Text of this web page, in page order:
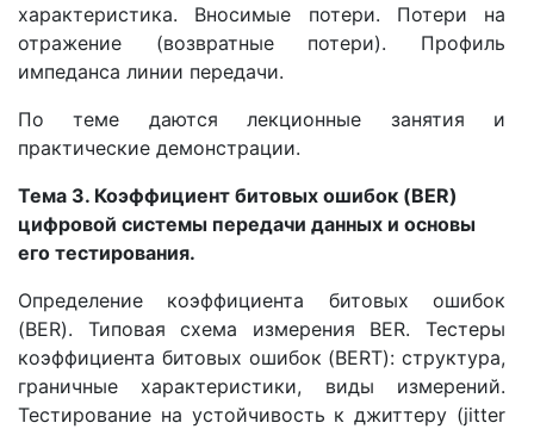
характеристика. Вносимые потери. Потери на
отражение (возвратные потери). Профиль
импеданса линии передачи.
По теме даются лекционные занятия и
практические демонстрации.
Тема 3. Коэффициент битовых ошибок (BER)
цифровой системы передачи данных и основы
его тестирования.
Определение коэффициента битовых ошибок
(BER). Типовая схема измерения BER. Тестеры
коэффициента битовых ошибок (BERT): структура,
граничные характеристики, виды измерений.
Тестирование на устойчивость к джиттеру (jitter